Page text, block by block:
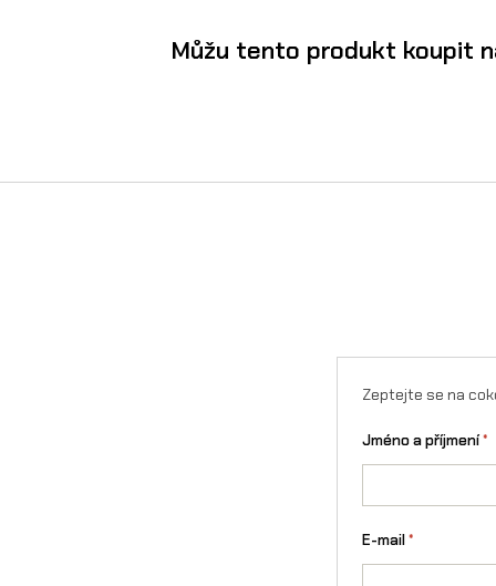
Můžu tento produkt koupit
Zeptejte se na
Jméno a příjmení*
E-mail*